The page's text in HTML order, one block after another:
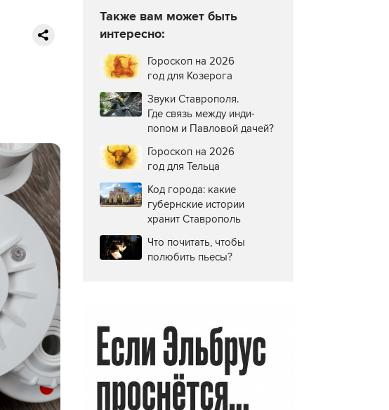
Также вам может быть
интересно:
Гороскоп на 2026
год для Козерога
Звуки Ставрополя.
Где связь между инди-
попом и Павловой дачей?
Гороскоп на 2026
год для Тельца
Код города: какие
губернские истории
хранит Ставрополь
Что почитать, чтобы
полюбить пьесы?